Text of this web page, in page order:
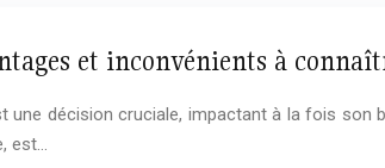
et inconvénients à
une décision cruciale, impactant à la fois
est…